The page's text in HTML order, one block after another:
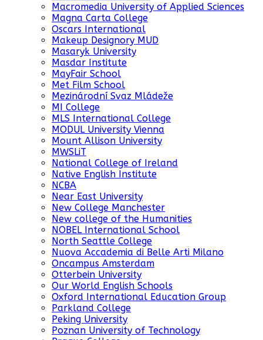
Macromedia University of Applied Sciences
Magna Carta College
Oscars International
Makeup Designory MUD
Masaryk University
Masdar Institute
MayFair School
Met Film School
Mezinárodní Svaz Mládeže
MI College
MLS International College
MODUL University Vienna
Mount Allison University
MWSLiT
National College of Ireland
Native English Institute
NCBA
Near East University
New College Manchester
New college of the Humanities
NOBEL International School
North Seattle College
Nuova Accademia di Belle Arti Milano
Oncampus Amsterdam
Otterbein University
Our World English Schools
Oxford International Education Group
Parkland College
Peking University
Poznan University of Technology